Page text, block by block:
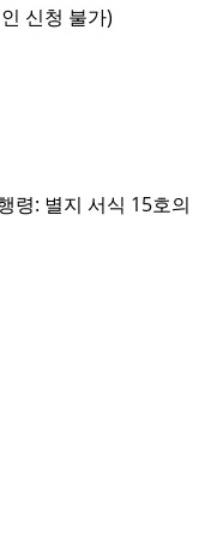
신청 불가)
령: 별지 서식 15호의